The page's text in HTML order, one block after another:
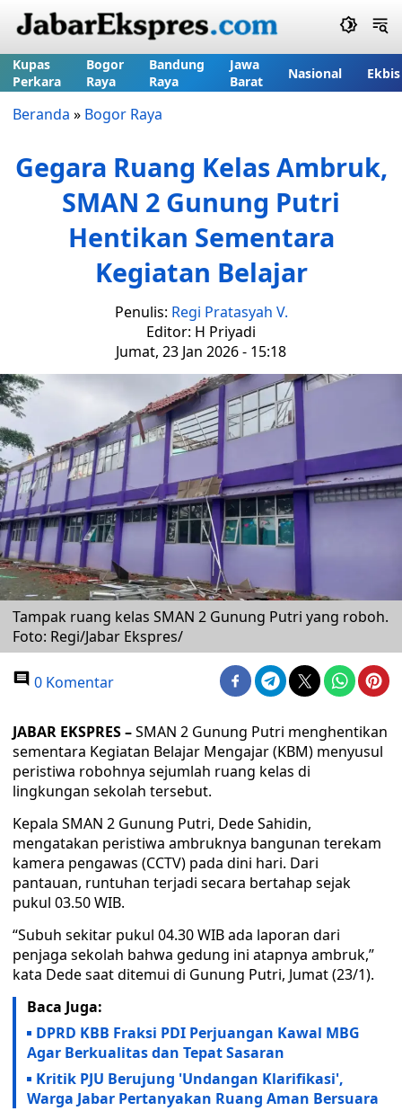
Kupas
Perkara
Bogor
Raya
Bandung
Raya
Jawa
Barat
Nasional Ekbis
Beranda » Bogor Raya
Gegara Ruang Kelas Ambruk,
SMAN 2 Gunung Putri
Hentikan Sementara
Kegiatan Belajar
Penulis: Regi Pratasyah V.
Editor: H Priyadi
Jumat, 23 Jan 2026 - 15:18
Tampak ruang kelas SMAN 2 Gunung Putri yang roboh.
Foto: Regi/Jabar Ekspres/
0 Komentar
JABAR EKSPRES –SMAN 2 Gunung Putri menghentikan
sementara Kegiatan Belajar Mengajar (KBM) menyusul
peristiwa robohnya sejumlah ruang kelas di
lingkungan sekolah tersebut.
Kepala SMAN 2 Gunung Putri, Dede Sahidin,
mengatakan peristiwa ambruknya bangunan terekam
kamera pengawas (CCTV) pada dini hari. Dari
pantauan, runtuhan terjadi secara bertahap sejak
pukul 03.50 WIB.
“Subuh sekitar pukul 04.30 WIB ada laporan dari
penjaga sekolah bahwa gedung ini atapnya ambruk,”
kata Dede saat ditemui di Gunung Putri, Jumat (23/1).
Baca Juga:
DPRD KBB Fraksi PDI Perjuangan Kawal MBG
Agar Berkualitas dan Tepat Sasaran
Kritik PJU Berujung 'Undangan Klarifikasi',
Warga Jabar Pertanyakan Ruang Aman Bersuara